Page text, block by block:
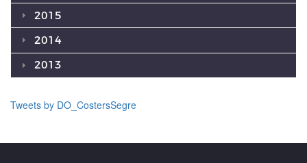
2015
2014
2013
Tweets by DO_CostersSegre